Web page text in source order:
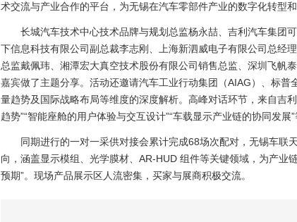
术交流与产业合作的平台，为无锡在汽车零部件产业的数字化转型和
长城汽车技术中心技术品牌与规划总监杨永喆、吉利汽车集团
下信息科技有限公司副总裁李志刚、上海新泗威电子有限公司总经
总监戴佩玮、湘潭宏大真空技术股份有限公司销售总监、深圳飞帆
嘉宾做了主题分享。活动还邀请汽车工业行动集团（AIAG）、标
量趋势及国际战略布局等维度的深度解析。高峰对话环节，来自吉
趋势”“智能座舱的用户体验与交互设计”“车载显示产业链的协同发展”
同期进行的一对一采供对接会累计完成68场次配对，无锡车联
向，涵盖显示模组、光学膜材、AR-HUD 组件等关键领域，为产业
预期”。现场产品展示区人流密集，买家与展商积极交流。